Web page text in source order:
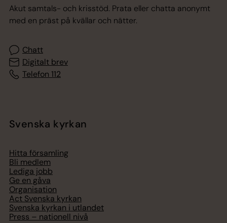
Akut samtals- och krisstöd. Prata eller chatta anonymt
med en präst på kvällar och nätter.
Chatt
Digitalt brev
Telefon 112
Svenska kyrkan
Hitta församling
Bli medlem
Lediga jobb
Ge en gåva
Organisation
Act Svenska kyrkan
Svenska kyrkan i utlandet
Press – nationell nivå